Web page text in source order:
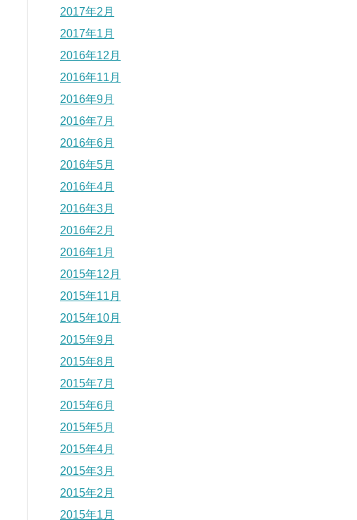
2017年2月
2017年1月
2016年12月
2016年11月
2016年9月
2016年7月
2016年6月
2016年5月
2016年4月
2016年3月
2016年2月
2016年1月
2015年12月
2015年11月
2015年10月
2015年9月
2015年8月
2015年7月
2015年6月
2015年5月
2015年4月
2015年3月
2015年2月
2015年1月